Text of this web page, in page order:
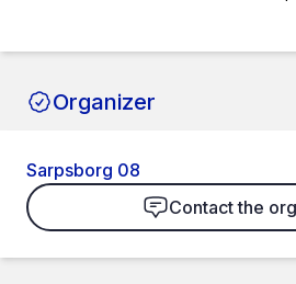
Organizer
Sarpsborg 08